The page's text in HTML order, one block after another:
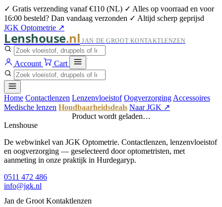
✓ Gratis verzending vanaf €110 (NL) ✓ Alles op voorraad en voor
16:00 besteld? Dan vandaag verzonden ✓ Altijd scherp geprijsd
JGK Optometrie ↗
Lenshouse.nl JAN DE GROOT KONTAKTLENZEN
Account Cart
Home Contactlenzen Lenzenvloeistof Oogverzorging Accessoires
Medische lenzen Houdbaarheidsdeals Naar JGK ↗
Product wordt geladen…
Lenshouse
De webwinkel van JGK Optometrie. Contactlenzen, lenzenvloeistof
en oogverzorging — geselecteerd door optometristen, met
aanmeting in onze praktijk in Hurdegaryp.
0511 472 486
info@jgk.nl
Jan de Groot Kontaktlenzen